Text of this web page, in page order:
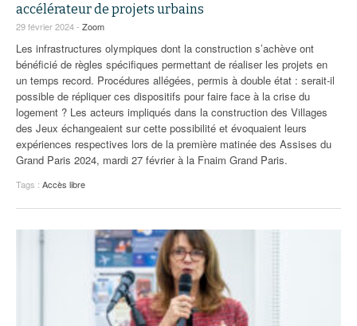
accélérateur de projets urbains
29 février 2024 - Zoom
Les infrastructures olympiques dont la construction s’achève ont
bénéficié de règles spécifiques permettant de réaliser les projets en
un temps record. Procédures allégées, permis à double état : serait-il
possible de répliquer ces dispositifs pour faire face à la crise du
logement ? Les acteurs impliqués dans la construction des Villages
des Jeux échangeaient sur cette possibilité et évoquaient leurs
expériences respectives lors de la première matinée des Assises du
Grand Paris 2024, mardi 27 février à la Fnaim Grand Paris.
Tags : Accès libre